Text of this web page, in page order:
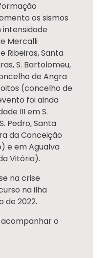
os sismos
Mercalli
Ribeiras, Santa
S. Bartolomeu,
de Angra
(concelho de
foi ainda
III em S.
Pedro, Santa
da Conceição
e em Agualva
Vitória).
na crise
na ilha
de 2022.
acompanhar o